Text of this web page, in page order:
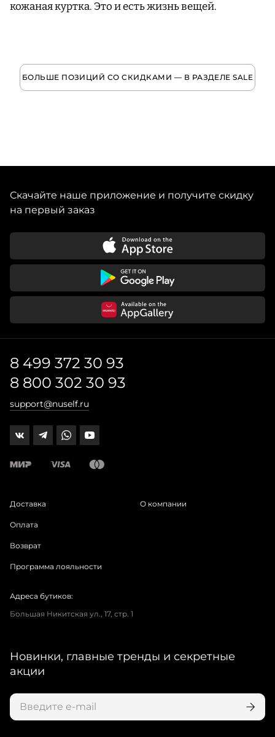
кожаная куртка. Это и есть жизнь вещей.
БОЛЬШЕ ПОЗИЦИЙ СО СКИДКАМИ — В РАЗДЕЛЕ SALE
Скачайте наше приложение и получите скидку
на первый заказ
8 499 372 30 93
8 800 302 30 93
support@nuself.ru
Доставка
Оплата
Возврат
Программа лояльности
О компании
Адреса бутиков:
Большая Никитская ул., 17, стр. 1
Новинки, главные тренды и секретные
акции